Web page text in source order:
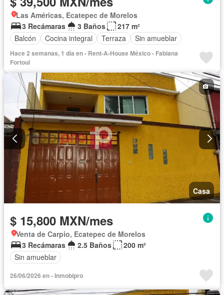
Las Américas, Ecatepec de Morelos
3 Recámaras
3 Baños
217 m²
Balcón
Cocina integral Terraza Sin amueblar
Hace 2 semanas, 1 día en - Rent-A-House México - Fabiana
Fortoul
Casa
$ 15,800 MXN/mes
Venta de Carpio, Ecatepec de Morelos
3 Recámaras
2.5 Baños
200 m²
Sin amueblar
26/06/2026 en - Inmobipro